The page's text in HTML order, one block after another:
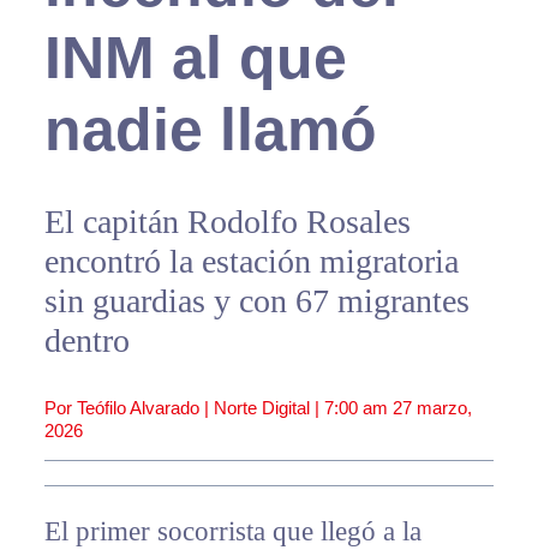
INM al que
nadie llamó
El capitán Rodolfo Rosales
encontró la estación migratoria
sin guardias y con 67 migrantes
dentro
Por Teófilo Alvarado | Norte Digital | 7:00 am 27 marzo,
2026
El primer socorrista que llegó a la